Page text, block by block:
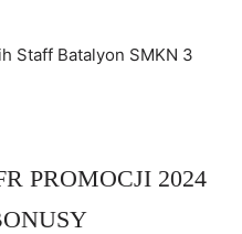
Staff Batalyon SMKN 3
PROMOCJI 2024